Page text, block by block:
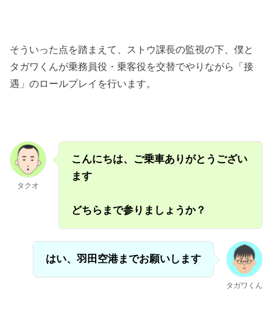
そういった点を踏まえて、ストウ課長の監視の下、僕と
タガワくんが乗務員役・乗客役を交替でやりながら「接
遇」のロールプレイを行います。
タクオ
こんにちは、ご乗車ありがとうござい
ます
どちらまで参りましょうか？
はい、羽田空港までお願いします
タガワくん